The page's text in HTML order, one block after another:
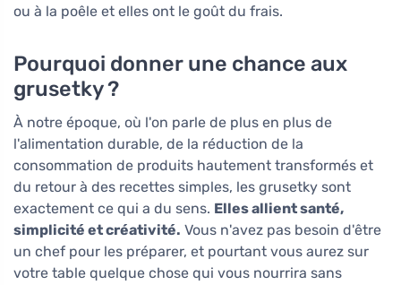
ou à la poêle et elles ont le goût du frais.
Pourquoi donner une chance aux
grusetky ?
À notre époque, où l'on parle de plus en plus de
l'alimentation durable, de la réduction de la
consommation de produits hautement transformés et
du retour à des recettes simples, les grusetky sont
exactement ce qui a du sens. Elles allient santé,
simplicité et créativité. Vous n'avez pas besoin d'être
un chef pour les préparer, et pourtant vous aurez sur
votre table quelque chose qui vous nourrira sans